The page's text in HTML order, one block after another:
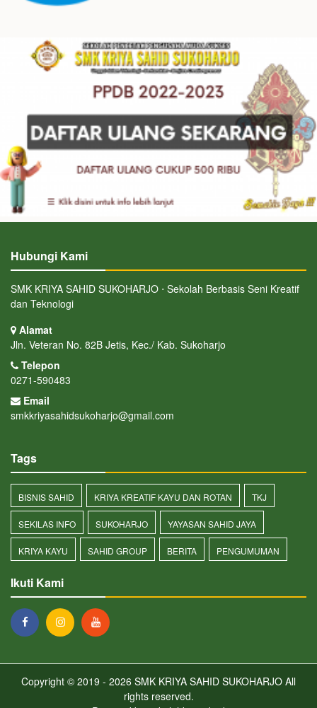
Hubungi Kami
SMK KRIYA SAHID SUKOHARJO ⋅ Sekolah Berbasis Seni Kreatif
dan Teknologi
Alamat
Jln. Veteran No. 82B Jetis, Kec./ Kab. Sukoharjo
Telepon
0271-590483
Email
smkkriyasahidsukoharjo@gmail.com
Tags
BISNIS SAHID KRIYA KREATIF KAYU DAN ROTAN TKJ
SEKILAS INFO SUKOHARJO YAYASAN SAHID JAYA
KRIYA KAYU SAHID GROUP BERITA PENGUMUMAN
Ikuti Kami
Copyright © 2019 - 2026 SMK KRIYA SAHID SUKOHARJO All
rights reserved.